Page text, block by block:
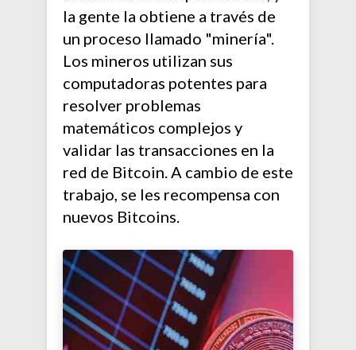
la gente la obtiene a través de
un proceso llamado "minería".
Los mineros utilizan sus
computadoras potentes para
resolver problemas
matemáticos complejos y
validar las transacciones en la
red de Bitcoin. A cambio de este
trabajo, se les recompensa con
nuevos Bitcoins.